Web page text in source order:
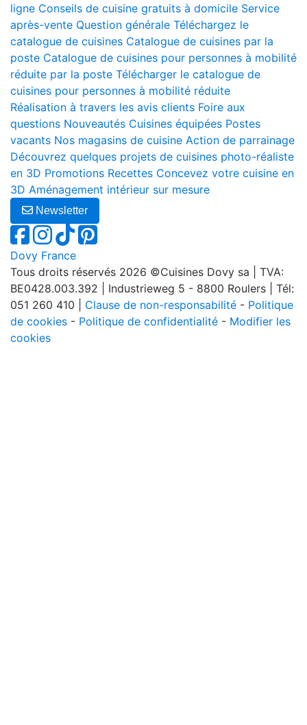
ligne Conseils de cuisine gratuits à domicile Service
après-vente Question générale Téléchargez le
catalogue de cuisines Catalogue de cuisines par la
poste Catalogue de cuisines pour personnes à mobilité
réduite par la poste Télécharger le catalogue de
cuisines pour personnes à mobilité réduite
Réalisation à travers les avis clients Foire aux
questions Nouveautés Cuisines équipées Postes
vacants Nos magasins de cuisine Action de parrainage
Découvrez quelques projets de cuisines photo-réaliste
en 3D Promotions Recettes Concevez votre cuisine en
3D Aménagement intérieur sur mesure
Newsletter
Dovy France
Tous droits réservés 2026 ©Cuisines Dovy sa | TVA:
BE0428.003.392 | Industrieweg 5 - 8800 Roulers | Tél:
051 260 410 | Clause de non-responsabilité - Politique
de cookies - Politique de confidentialité - Modifier les
cookies